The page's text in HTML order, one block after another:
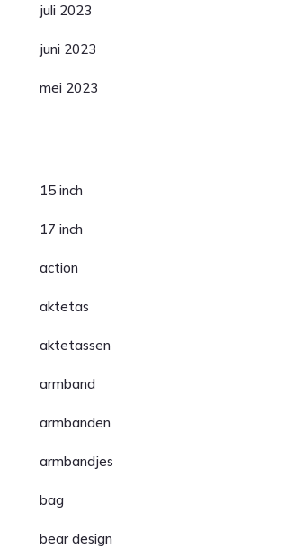
juli 2023
juni 2023
mei 2023
15 inch
17 inch
action
aktetas
aktetassen
armband
armbanden
armbandjes
bag
bear design